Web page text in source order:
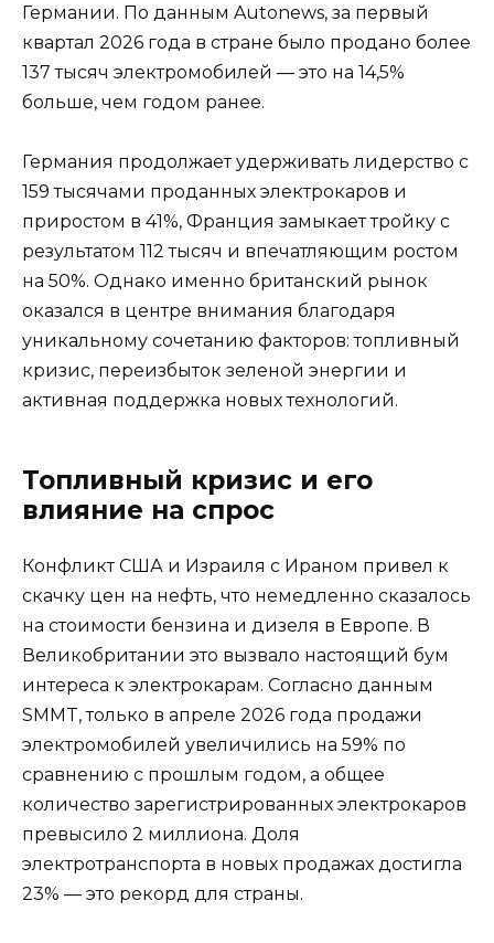
Германии. По данным Autonews, за первый
квартал 2026 года в стране было продано более
137 тысяч электромобилей — это на 14,5%
больше, чем годом ранее.
Германия продолжает удерживать лидерство с
159 тысячами проданных электрокаров и
приростом в 41%, Франция замыкает тройку с
результатом 112 тысяч и впечатляющим ростом
на 50%. Однако именно британский рынок
оказался в центре внимания благодаря
уникальному сочетанию факторов: топливный
кризис, переизбыток зеленой энергии и
активная поддержка новых технологий.
Топливный кризис и его
влияние на спрос
Конфликт США и Израиля с Ираном привел к
скачку цен на нефть, что немедленно сказалось
на стоимости бензина и дизеля в Европе. В
Великобритании это вызвало настоящий бум
интереса к электрокарам. Согласно данным
SMMT, только в апреле 2026 года продажи
электромобилей увеличились на 59% по
сравнению с прошлым годом, а общее
количество зарегистрированных электрокаров
превысило 2 миллиона. Доля
электротранспорта в новых продажах достигла
23% — это рекорд для страны.